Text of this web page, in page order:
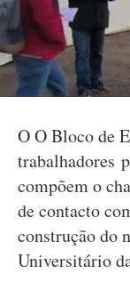
O O Bloco de
trabalhadores
compõem o
de contacto
construção do
Universitário